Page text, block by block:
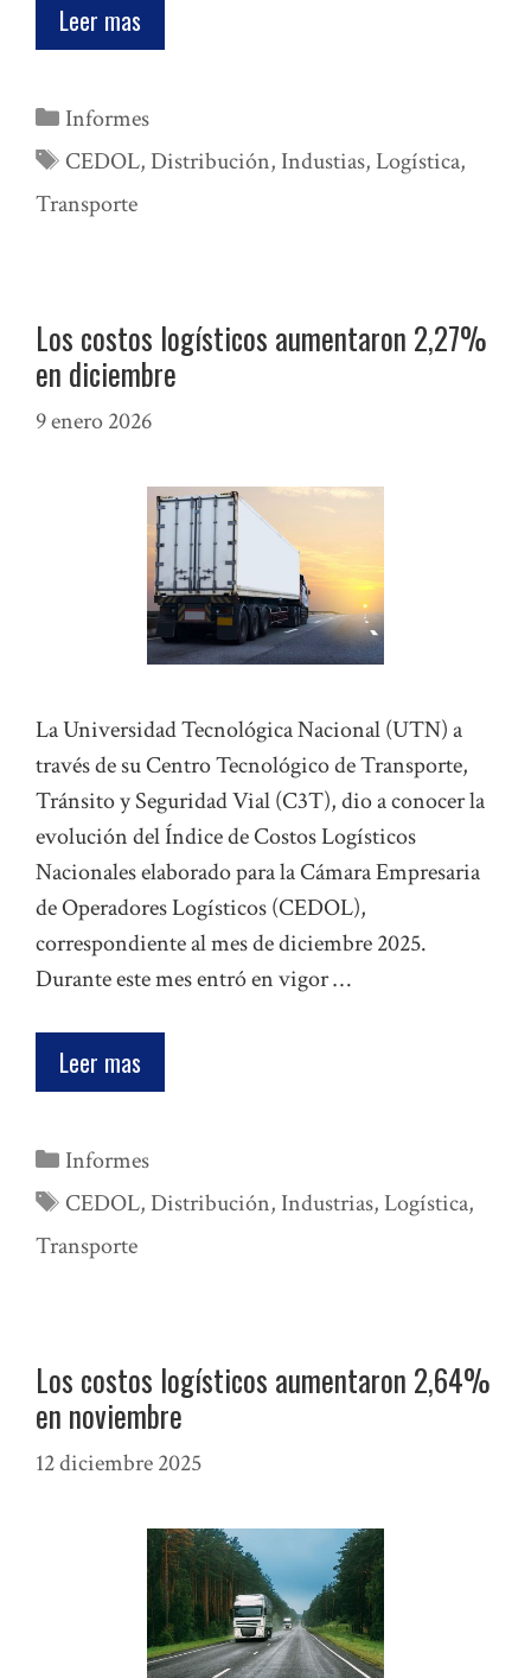
Leer mas
Categorías
Informes
Etiquetas
CEDOL,Distribución, Industias,Logística,
Transporte
Los costos logísticos aumentaron 2,27%
en diciembre
9 enero 2026
La Universidad Tecnológica Nacional (UTN) a
través de su Centro Tecnológico de Transporte,
Tránsito y Seguridad Vial (C3T), dio a conocer la
evolución del Índice de Costos Logísticos
Nacionales elaborado para la Cámara Empresaria
de Operadores Logísticos (CEDOL),
correspondiente al mes de diciembre 2025.
Durante este mes entró en vigor …
Leer mas
Categorías
Informes
Etiquetas
CEDOL,Distribución, Industrias,Logística,
Transporte
Los costos logísticos aumentaron 2,64%
en noviembre
12 diciembre 2025